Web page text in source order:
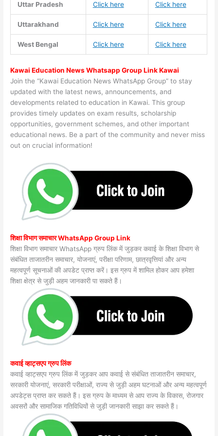
Uttar Pradesh Click here Click here
Uttarakhand Click here Click here
West Bengal Click here Click here
Kawai Education News Whatsapp Group Link Kawai
Join the “Kawai Education News WhatsApp Group” to stay
updated with the latest news, announcements, and
developments related to education in Kawai. This group
provides timely updates on exam results, scholarship
opportunities, government schemes, and other important
educational news. Be a part of the community and never miss
out on crucial information!
शिक्षा विभाग समाचार WhatsApp Group Link
शिक्षा विभाग समाचार WhatsApp ग्रुप लिंक में जुड़कर कवाई के शिक्षा विभाग से
संबंधित ताजातरीन समाचार, योजनाएं, परीक्षा परिणाम, छात्रवृत्तियां और अन्य
महत्वपूर्ण सूचनाओं की अपडेट प्राप्त करें। इस ग्रुप में शामिल होकर आप हमेशा
शिक्षा क्षेत्र से जुड़ी अहम जानकारी पा सकते हैं।
कवाई व्हाट्सएप ग्रुप लिंक
कवाई व्हाट्सएप ग्रुप लिंक में जुड़कर आप कवाई से संबंधित ताजातरीन समाचार,
सरकारी योजनाएं, सरकारी परीक्षाओं, राज्य से जुड़ी अहम घटनाओं और अन्य महत्वपूर्ण
अपडेट्स प्राप्त कर सकते हैं। इस ग्रुप के माध्यम से आप राज्य के विकास, रोजगार
अवसरों और सामाजिक गतिविधियों से जुड़ी जानकारी साझा कर सकते हैं।